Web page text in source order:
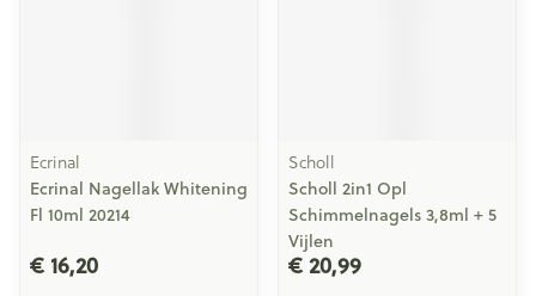
Ecrinal
Ecrinal Nagellak Whitening
Fl 10ml 20214
€ 16,20
Scholl
Scholl 2in1 Opl
Schimmelnagels 3,8ml + 5
Vijlen
€ 20,99